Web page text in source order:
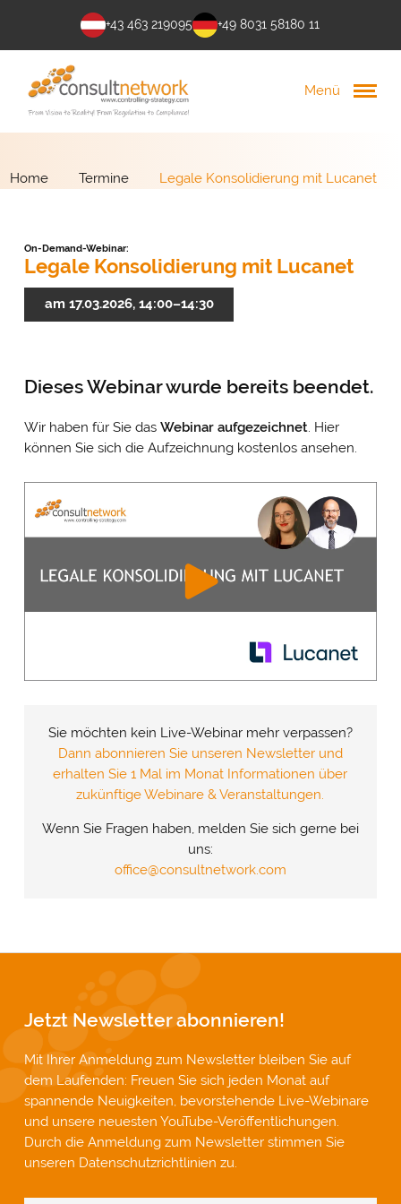
+43 463 219095 +49 8031 58180 11
Menü
Home Termine Legale Konsolidierung mit Lucanet
On-Demand-Webinar:
Legale Konsolidierung mit Lucanet
am 17.03.2026, 14:00–14:30
Dieses Webinar wurde bereits beendet.
Wir haben für Sie das Webinar aufgezeichnet. Hier
können Sie sich die Aufzeichnung kostenlos ansehen.
Sie möchten kein Live-Webinar mehr verpassen?
Dann abonnieren Sie unseren Newsletter und
erhalten Sie 1 Mal im Monat Informationen über
zukünftige Webinare & Veranstaltungen.
Wenn Sie Fragen haben, melden Sie sich gerne bei
uns:
office@consultnetwork.com
Jetzt Newsletter abonnieren!
Mit Ihrer Anmeldung zum Newsletter bleiben Sie auf
dem Laufenden: Freuen Sie sich jeden Monat auf
spannende Neuigkeiten, bevorstehende Live-Webinare
und unsere neuesten YouTube-Veröffentlichungen.
Durch die Anmeldung zum Newsletter stimmen Sie
unseren Datenschutzrichtlinien zu.